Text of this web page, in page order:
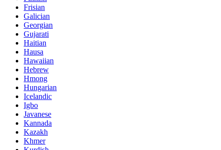
Frisian
Galician
Georgian
Gujarati
Haitian
Hausa
Hawaiian
Hebrew
Hmong
Hungarian
Icelandic
Igbo
Javanese
Kannada
Kazakh
Khmer